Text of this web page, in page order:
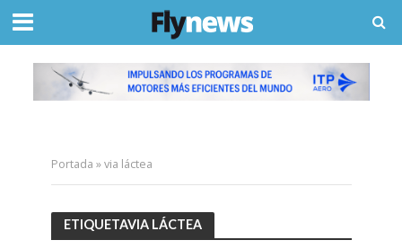
Portada »via láctea
ETIQUETAVIA LÁCTEA